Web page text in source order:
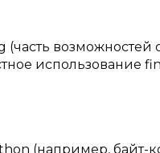
использование
(например,